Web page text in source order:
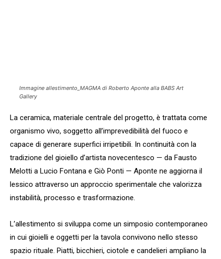
Immagine allestimento_MAGMA di Roberto Aponte alla BABS Art
Gallery
La ceramica, materiale centrale del progetto, è trattata come
organismo vivo, soggetto all’imprevedibilità del fuoco e
capace di generare superfici irripetibili. In continuità con la
tradizione del gioiello d’artista novecentesco — da Fausto
Melotti a Lucio Fontana e Giò Ponti — Aponte ne aggiorna il
lessico attraverso un approccio sperimentale che valorizza
instabilità, processo e trasformazione.
L’allestimento si sviluppa come un simposio contemporaneo
in cui gioielli e oggetti per la tavola convivono nello stesso
spazio rituale. Piatti, bicchieri, ciotole e candelieri ampliano la